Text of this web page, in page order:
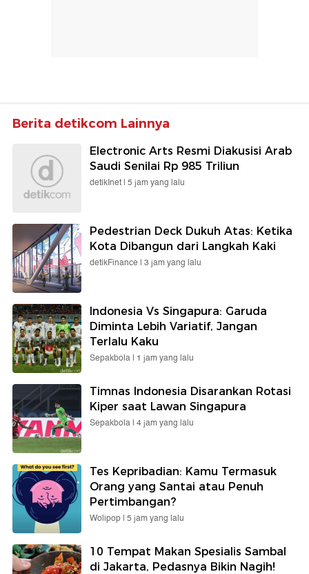
Berita detikcom Lainnya
Electronic Arts Resmi Diakusisi Arab
Saudi Senilai Rp 985 Triliun
detikInet | 5 jam yang lalu
Pedestrian Deck Dukuh Atas: Ketika
Kota Dibangun dari Langkah Kaki
detikFinance | 3 jam yang lalu
Indonesia Vs Singapura: Garuda
Diminta Lebih Variatif, Jangan
Terlalu Kaku
Sepakbola | 1 jam yang lalu
Timnas Indonesia Disarankan Rotasi
Kiper saat Lawan Singapura
Sepakbola | 4 jam yang lalu
Tes Kepribadian: Kamu Termasuk
Orang yang Santai atau Penuh
Pertimbangan?
Wolipop | 5 jam yang lalu
10 Tempat Makan Spesialis Sambal
di Jakarta, Pedasnya Bikin Nagih!